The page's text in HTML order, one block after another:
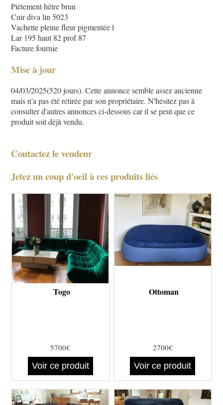
Piétement hêtre brun
Cuir diva lin 5023
Vachette pleine fleur pigmentée l
Lar 195 haut 82 prof 87
Facture fournie
Mise à jour
04/03/2025(520 jours). Cette annonce semble assez ancienne
mais n'a pas été retirée par son propriétaire. N'hésitez pas à
consulter d'autres annonces ci-dessous car il se peut que ce
produit soit déjà vendu.
Contactez le vendeur
Jetez un coup d'oeil à ces produits liés
Togo
5700€
Voir ce produit
Ottoman
2700€
Voir ce produit